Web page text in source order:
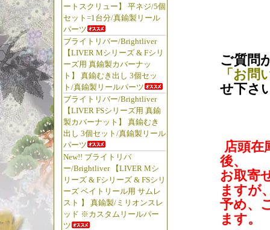
ートスクリュー】 平ネジ/5個
セット=1台分/真鍮製リール
パーツ
ブライトリバー/Brightliver
【LIVER Mシリーズ & Fシリ
ーズ用 真鍮製カバーナッ
ト】 真鍮むき出し 3個セッ
ト/真鍮製リールパーツ
ブライトリバー/Brightliver
【LIVER FSシリーズ用 真鍮
製カバーナット】 真鍮むき
出し 3個セット/真鍮製リール
パーツ
New!! ブライトリバ
ー/Brightliver 【LIVER Mシ
リーズ & Fシリーズ & FSシリ
ーズ ベイトリール用 サムレ
スト 】 真鍮製/ミリオンスレ
ッド ※カスタムリールパー
ツ
ご質問
「お問
せ下さ
店頭在
後、
お取寄
ますが
予め、
ます。